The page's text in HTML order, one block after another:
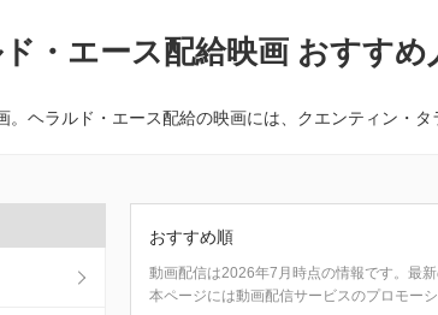
・エース配給映画 おすす
ヘラルド・エース配給の映画には、クエンティン・
おすすめ順
動画配信は2026年7月時点の情報です。最
本ページには動画配信サービスのプロモー